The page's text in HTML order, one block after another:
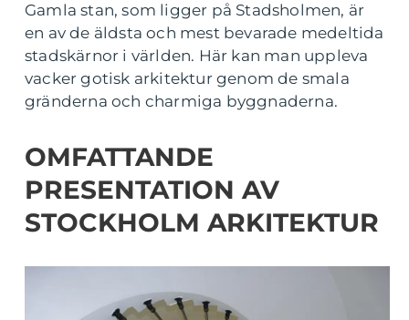
Gamla stan, som ligger på Stadsholmen, är
en av de äldsta och mest bevarade medeltida
stadskärnor i världen. Här kan man uppleva
vacker gotisk arkitektur genom de smala
gränderna och charmiga byggnaderna.
OMFATTANDE
PRESENTATION AV
STOCKHOLM ARKITEKTUR